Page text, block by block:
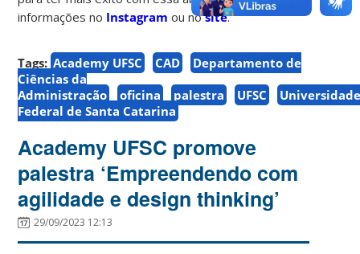
informações no Instagram ou nosite.
Tags: Academy UFSC CAD
Departamento de
Ciências da
Administração
oficina palestra UFSC
Federal de Santa Catarina
Academy UFSC promove
palestra ‘Empreendendo com
agilidade e design thinking’
29/09/2023 12:13